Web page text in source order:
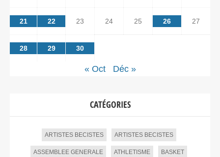
21 22 23 24 25 26 27
28 29 30
« Oct Déc »
CATÉGORIES
ARTISTES BECISTES ARTISTES BECISTES
ASSEMBLEE GENERALE ATHLETISME BASKET